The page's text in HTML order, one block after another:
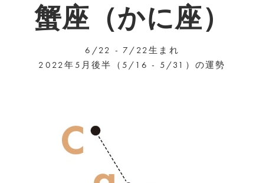
蟹座（かに座）
6/22 - 7/22生まれ
2022年5月後半（5/16 - 5/31）の運勢